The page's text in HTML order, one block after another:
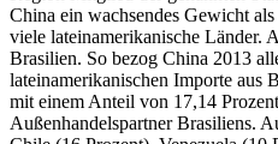
China ein wachsendes Gewicht
viele lateinamerikanische Länder.
Brasilien. So bezog China 2013
lateinamerikanischen Importe aus
mit einem Anteil von 17,14
Außenhandelspartner Brasiliens.